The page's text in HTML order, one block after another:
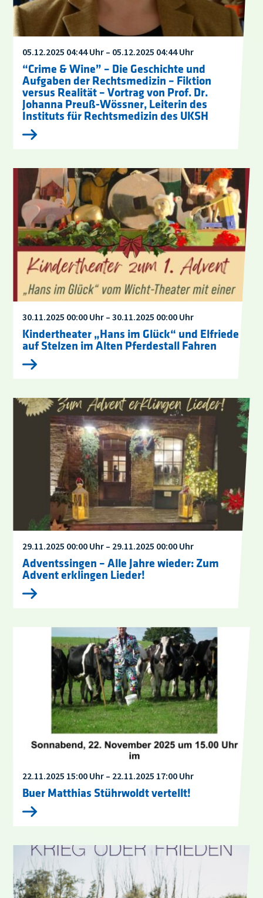
05.12.2025 04:44 Uhr – 05.12.2025 04:44 Uhr
“Crime & Wine” – Die Geschichte und
Aufgaben der Rechtsmedizin – Fiktion
versus Realität – Vortrag von Prof. Dr.
Johanna Preuß-Wössner, Leiterin des
Instituts für Rechtsmedizin des UKSH
30.11.2025 00:00 Uhr – 30.11.2025 00:00 Uhr
Kindertheater „Hans im Glück“ und Elfriede
auf Stelzen im Alten Pferdestall Fahren
29.11.2025 00:00 Uhr – 29.11.2025 00:00 Uhr
Adventssingen – Alle Jahre wieder: Zum
Advent erklingen Lieder!
22.11.2025 15:00 Uhr – 22.11.2025 17:00 Uhr
Buer Matthias Stührwoldt vertellt!